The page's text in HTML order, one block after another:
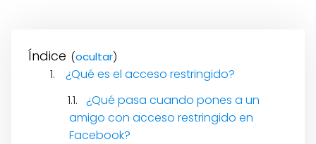
Índice ( )
¿Qué es el acceso restringido?
¿Qué pasa cuando pones a un
amigo con acceso restringido en
Facebook?